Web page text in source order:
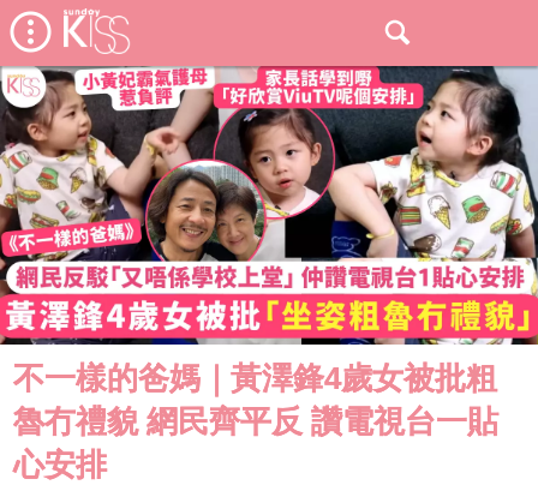
不一樣的爸媽｜黃澤鋒4歲女被批粗
魯冇禮貌 網民齊平反 讚電視台一貼
心安排